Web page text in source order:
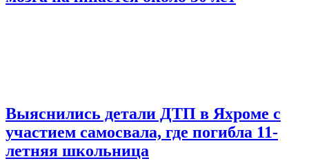
Выяснились детали ДТП в Яхроме с
участием самосвала, где погибла 11-
летняя школьница